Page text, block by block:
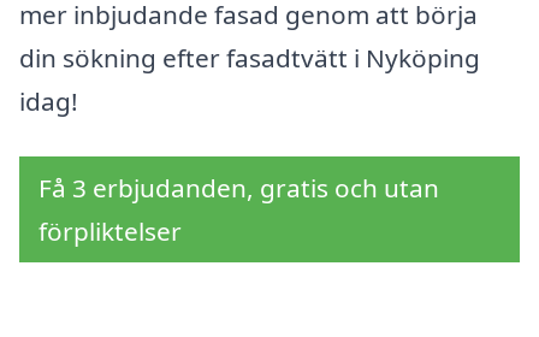
mer inbjudande fasad genom att börja
din sökning efter fasadtvätt i Nyköping
idag!
Få 3 erbjudanden, gratis och utan
förpliktelser